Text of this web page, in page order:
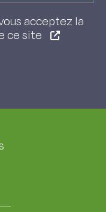
acceptez la
ce site